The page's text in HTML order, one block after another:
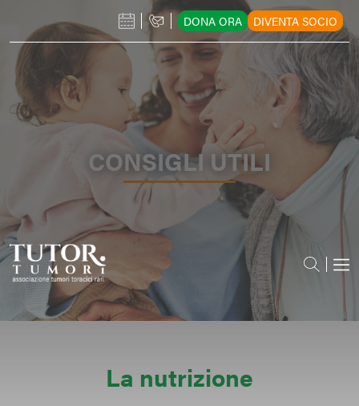
DONA ORA DIVENTA SOCIO
CONSIGLI UTILI
La nutrizione